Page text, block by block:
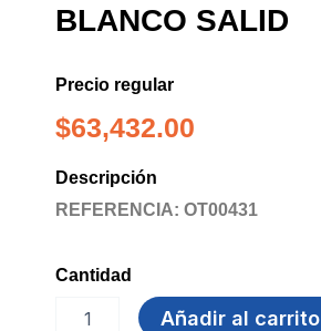
BLANCO SALID
Precio regular
$63,432.00
Descripción
REFERENCIA: OT00431
Cantidad
DISPENSADOR Añadir al carrito